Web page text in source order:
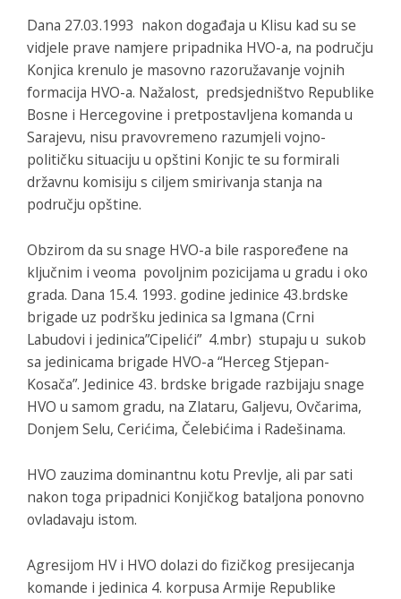
Dana 27.03.1993 nakon događaja u Klisu kad su se
vidjele prave namjere pripadnika HVO-a, na području
Konjica krenulo je masovno razoružavanje vojnih
formacija HVO-a. Nažalost, predsjedništvo Republike
Bosne i Hercegovine i pretpostavljena komanda u
Sarajevu, nisu pravovremeno razumjeli vojno-
političku situaciju u opštini Konjic te su formirali
državnu komisiju s ciljem smirivanja stanja na
području opštine.
Obzirom da su snage HVO-a bile raspoređene na
ključnim i veoma povoljnim pozicijama u gradu i oko
grada. Dana 15.4. 1993. godine jedinice 43.brdske
brigade uz podršku jedinica sa Igmana (Crni
Labudovi i jedinica”Cipelići” 4.mbr) stupaju u sukob
sa jedinicama brigade HVO-a “Herceg Stjepan-
Kosača”. Jedinice 43. brdske brigade razbijaju snage
HVO u samom gradu, na Zlataru, Galjevu, Ovčarima,
Donjem Selu, Cerićima, Čelebićima i Radešinama.
HVO zauzima dominantnu kotu Prevlje, ali par sati
nakon toga pripadnici Konjičkog bataljona ponovno
ovladavaju istom.
Agresijom HV i HVO dolazi do fizičkog presijecanja
komande i jedinica 4. korpusa Armije Republike